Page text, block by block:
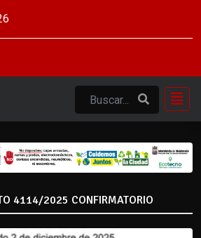
4114/2025 CONFIRMATORIO